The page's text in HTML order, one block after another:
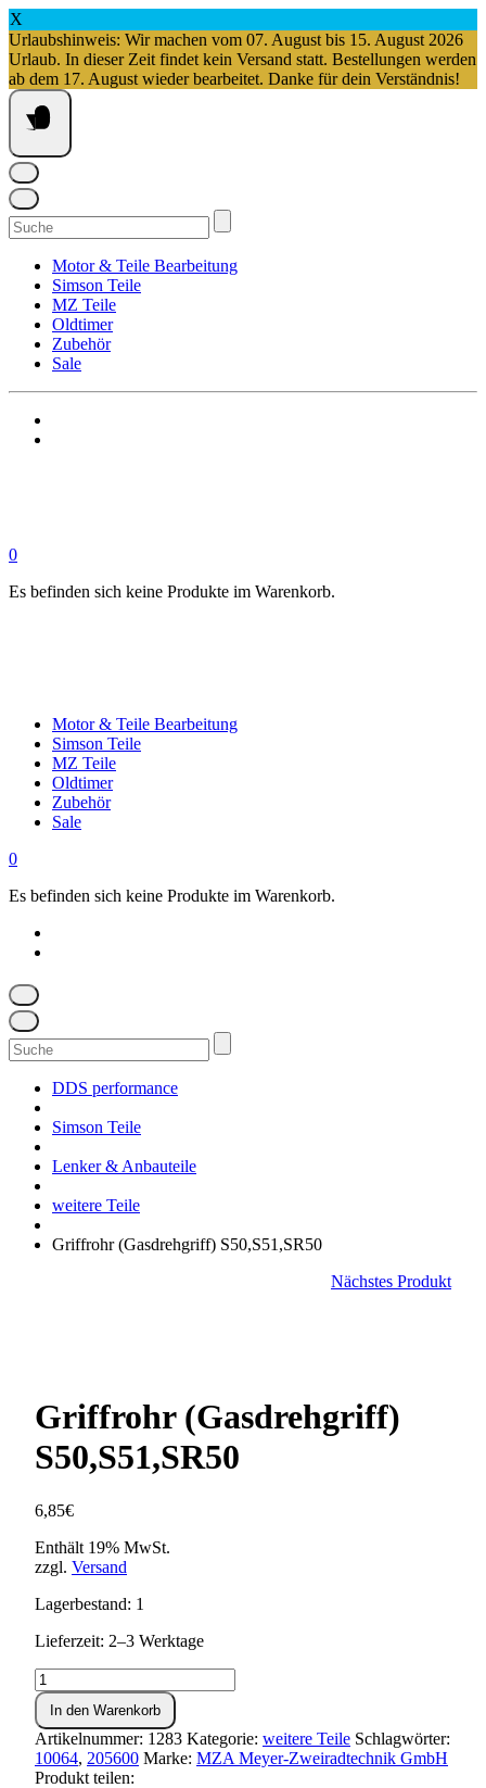
X
Urlaubshinweis: Wir machen vom 07. August bis 15. August 2026
Urlaub. In dieser Zeit findet kein Versand statt. Bestellungen werden
ab dem 17. August wieder bearbeitet. Danke für dein Verständnis!
Springe
zum
Inhalt
Suchen
nach:
Motor & Teile Bearbeitung
Simson Teile
MZ Teile
Oldtimer
Zubehör
Sale
0
Es befinden sich keine Produkte im Warenkorb.
Motor & Teile Bearbeitung
Simson Teile
MZ Teile
Oldtimer
Zubehör
Sale
0
Es befinden sich keine Produkte im Warenkorb.
Suchen
nach:
DDS performance
Simson Teile
Lenker & Anbauteile
weitere Teile
Griffrohr (Gasdrehgriff) S50,S51,SR50
Nächstes Produkt
Griffrohr (Gasdrehgriff)
S50,S51,SR50
6,85€
Enthält 19% MwSt.
zzgl. Versand
Lagerbestand: 1
Lieferzeit: 2–3 Werktage
Griffrohr
(Gasdrehgriff)
S50,S51,SR50
Menge
In den Warenkorb
Artikelnummer: 1283 Kategorie: weitere Teile Schlagwörter:
10064, 205600 Marke: MZA Meyer-Zweiradtechnik GmbH
Produkt teilen: